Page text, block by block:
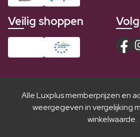
Veilig shoppen
Alle Luxplus memberprijzen en
weergegeven in vergelijking
winkelwaarde.